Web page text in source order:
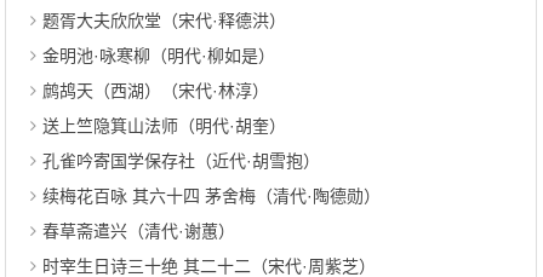
题胥大夫欣欣堂（宋代·释德洪）
金明池·咏寒柳（明代·柳如是）
鹧鸪天（西湖）（宋代·林淳）
送上竺隐箕山法师（明代·胡奎）
孔雀吟寄国学保存社（近代·胡雪抱）
续梅花百咏 其六十四 茅舍梅（清代·陶德勋）
春草斋遣兴（清代·谢蕙）
时宰生日诗三十绝 其二十二（宋代·周紫芝）